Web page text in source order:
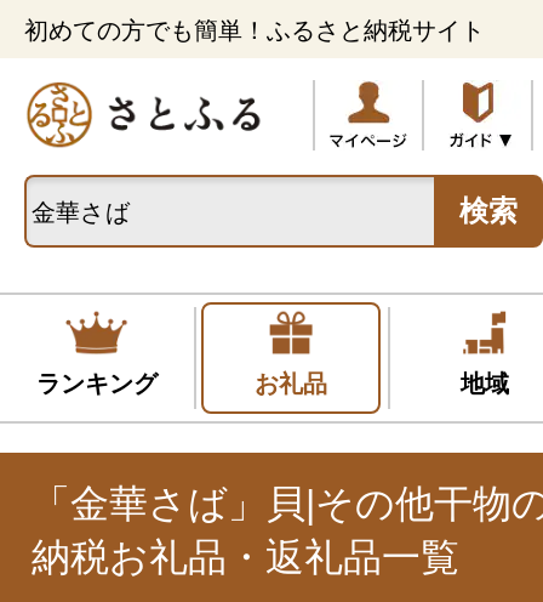
初めての方でも簡単！ふるさと納税サイト
検索
ランキング お礼品 地域
「金華さば」貝|その他干物
納税お礼品・返礼品一覧